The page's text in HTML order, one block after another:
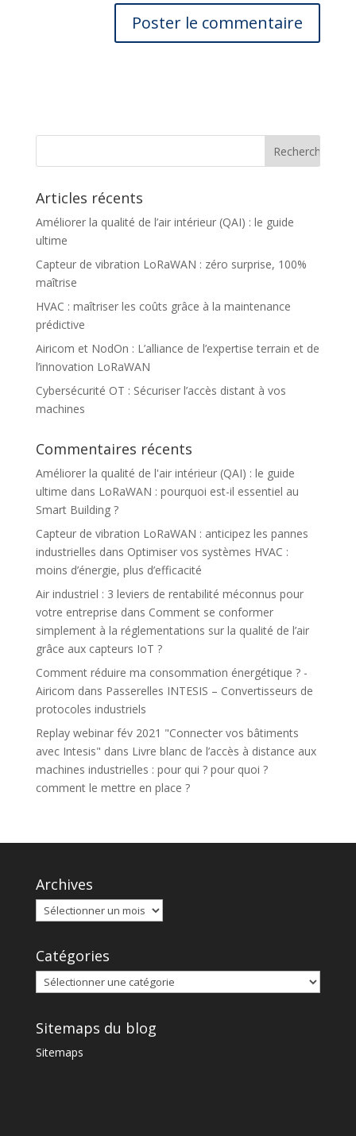
Articles récents
Améliorer la qualité de l’air intérieur (QAI) : le guide
ultime
Capteur de vibration LoRaWAN : zéro surprise, 100%
maîtrise
HVAC : maîtriser les coûts grâce à la maintenance
prédictive
Airicom et NodOn : L’alliance de l’expertise terrain et de
l’innovation LoRaWAN
Cybersécurité OT : Sécuriser l’accès distant à vos
machines
Commentaires récents
Améliorer la qualité de l'air intérieur (QAI) : le guide
ultime dans LoRaWAN : pourquoi est-il essentiel au
Smart Building ?
Capteur de vibration LoRaWAN : anticipez les pannes
industrielles dans Optimiser vos systèmes HVAC :
moins d’énergie, plus d’efficacité
Air industriel : 3 leviers de rentabilité méconnus pour
votre entreprise dans Comment se conformer
simplement à la réglementations sur la qualité de l’air
grâce aux capteurs IoT ?
Comment réduire ma consommation énergétique ? -
Airicom dans Passerelles INTESIS – Convertisseurs de
protocoles industriels
Replay webinar fév 2021 "Connecter vos bâtiments
avec Intesis" dans Livre blanc de l’accès à distance aux
machines industrielles : pour qui ? pour quoi ?
comment le mettre en place ?
Archives
Catégories
Sitemaps du blog
Sitemaps